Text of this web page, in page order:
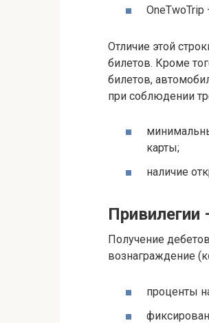
OneTwoTrip
Отличие этой
билетов. Кроме
билетов,
при соблюдении
карты;
наличие
Привилегии
Получение
вознаграждение
проценты